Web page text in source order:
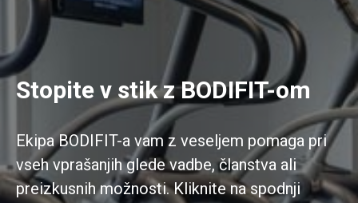
Stopite v stik z BODIFIT-om
Ekipa BODIFIT-a vam z veseljem pomaga pri
vseh vprašanjih glede vadbe, članstva ali
preizkusnih možnosti. Kliknite na spodnji